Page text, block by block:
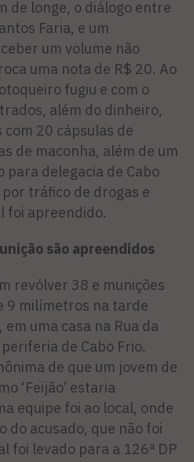
de longe, o diálogo entre
Faria, e um
um volume não
uma nota de R$ 20. Ao
fugiu e com o
além do dinheiro,
20 cápsulas de
de maconha, além de um
para delegacia de Cabo
tráfico de drogas e
foi apreendido.
são apreendidos
revólver 38 e munições
9 milímetros na tarde
uma casa na Rua da
de Cabo Frio.
de que um jovem de
‘Feijão’ estaria
equipe foi ao local, onde
do acusado, que não foi
foi levado para a 126ª DP